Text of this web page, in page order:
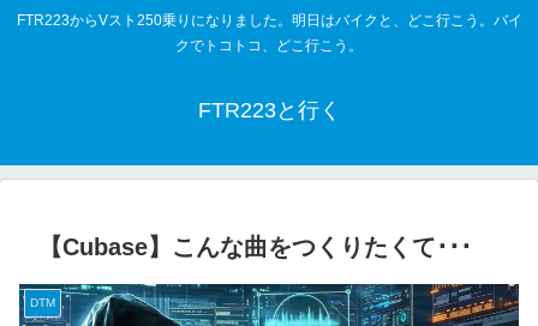
FTR223からVスト250乗りになりました。明日はバイクと、どこ行こう。バイ
クでトコトコ、どこ行こう。
FTR223と行く
【Cubase】こんな曲をつくりたくて･･･
DTM